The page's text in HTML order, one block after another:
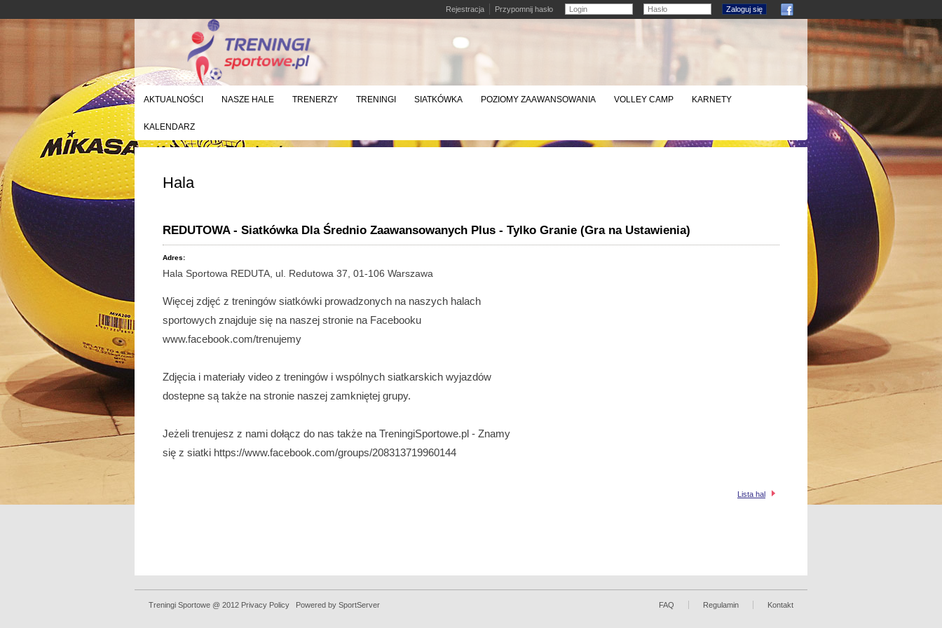
Rejestracja Przypomnij hasło
AKTUALNOŚCI NASZE HALE TRENERZY TRENINGI SIATKÓWKA POZIOMY ZAAWANSOWANIA VOLLEY CAMP KARNETY
KALENDARZ
Hala
REDUTOWA - Siatkówka Dla Średnio Zaawansowanych Plus - Tylko Granie (Gra na Ustawienia)
Adres:
Hala Sportowa REDUTA, ul. Redutowa 37, 01-106 Warszawa
Więcej zdjęć z treningów siatkówki prowadzonych na naszych halach
sportowych znajduje się na naszej stronie na Facebooku
www.facebook.com/trenujemy
Zdjęcia i materiały video z treningów i wspólnych siatkarskich wyjazdów
dostepne są także na stronie naszej zamkniętej grupy.
Jeżeli trenujesz z nami dołącz do nas także na TreningiSportowe.pl - Znamy
się z siatki https://www.facebook.com/groups/208313719960144
Lista hal
Treningi Sportowe @ 2012 Privacy Policy Powered by SportServer FAQ Regulamin Kontakt